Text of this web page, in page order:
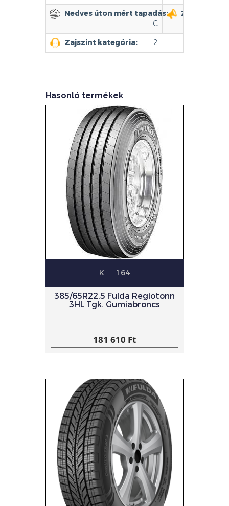
Nedves úton mért tapadás:
C
Zajszint:
Zajszint kategória: 2
Hasonló termékek
K 164
385/65R22.5 Fulda Regiotonn
3HL Tgk. Gumiabroncs
181 610 Ft